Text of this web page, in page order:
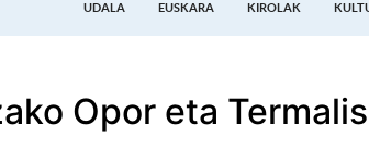
UDALA EUSKARA KIROLAK
Opor eta